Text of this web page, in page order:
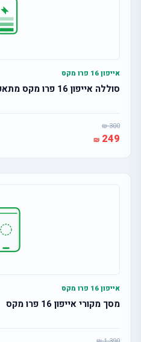
אייפון 16 פרו מקס
סוללה אייפון 16 פרו מקס מתאקטבת
300
249
אייפון 16 פרו מקס
מסך מקורי אייפון 16 פרו מקס